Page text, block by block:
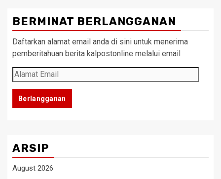
BERMINAT BERLANGGANAN
Daftarkan alamat email anda di sini untuk menerima
pemberitahuan berita kalpostonline melalui email
Alamat
Email
Berlangganan
ARSIP
August 2026